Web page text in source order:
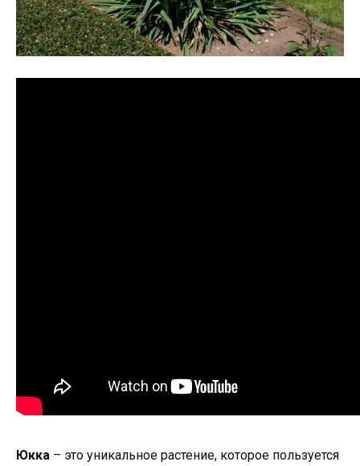
Юкка – это уникальное растение, которое пользуется